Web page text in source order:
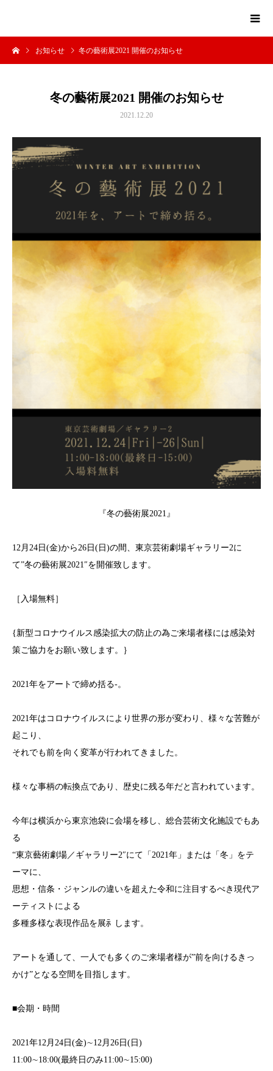
お知らせ 冬の藝術展2021 開催のお知らせ
冬の藝術展2021 開催のお知らせ
2021.12.20
『冬の藝術展2021』
12月24日(金)から26日(日)の間、東京芸術劇場ギャラリー2に
て”冬の藝術展2021″を開催致します。
［入場無料］
{新型コロナウイルス感染拡大の防止の為ご来場者様には感染対
策ご協力をお願い致します。｝
2021年をアートで締め括る-。
2021年はコロナウイルスにより世界の形が変わり、様々な苦難が
起こり、
それでも前を向く変⾰が⾏われてきました。
様々な事柄の転換点であり、歴史に残る年だと言われています。
今年は横浜から東京池袋に会場を移し、総合芸術⽂化施設でもあ
る
“東京藝術劇場／ギャラリー2″にて「2021年」または「冬」をテ
ーマに、
思想・信条・ジャンルの違いを超えた令和に注⽬するべき現代ア
ーティストによる
多種多様な表現作品を展⺬します。
アートを通して、⼀⼈でも多くのご来場者様が”前を向けるきっ
かけ”となる空間を⽬指します。
■会期・時間
2021年12⽉24⽇(⾦)∼12⽉26⽇(⽇)
11:00∼18:00(最終⽇のみ11:00∼15:00)